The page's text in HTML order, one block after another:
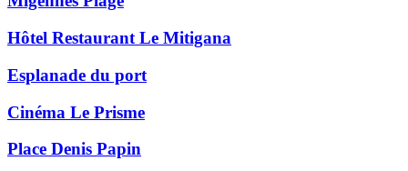
Hôtel Restaurant Le Mitigana
Esplanade du port
Cinéma Le Prisme
Place Denis Papin